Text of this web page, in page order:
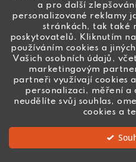
a pro další
personalizované reklamy
stránkách, tak také
poskytovatelů. Kliknutím na
používáním cookies a
Vašich osobních údajů,
marketingovým
partneři využívají cookies
personalizaci, měření a
neudělíte svůj souhlas,
cookies a
info@ceske-